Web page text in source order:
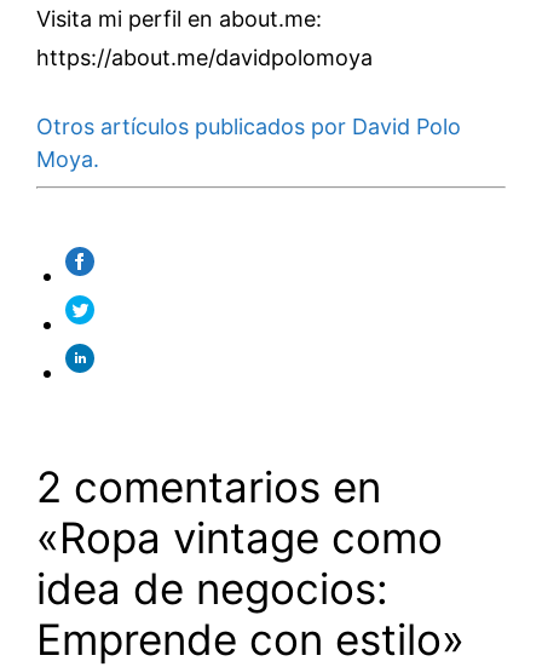
Visita mi perfil en about.me:
https://about.me/davidpolomoya
Otros artículos publicados por David Polo
Moya.
2 comentarios en
«Ropa vintage como
idea de negocios:
Emprende con estilo»